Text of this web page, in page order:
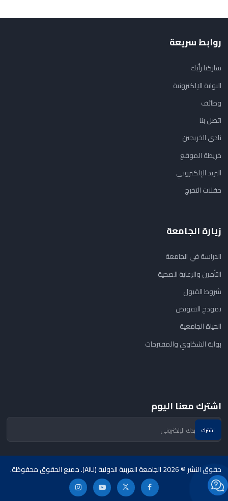
روابط سريعة
شاركنا رأيك
البوابة الإلكترونية
وظائف
اتصل بنا
نادي الخريجين
خريطة الموقع
البريد الإلكتروني
حفلات التخرج
زيارة الجامعة
الدراسة في الجامعة
التأمين والرعاية الصحية
شروط القبول
نموذج التفويض
الحياة الجامعية
بوابة الشكاوي والمقترحات
اشترك معنا اليوم
حقوق النشر © 2026 الجامعة العربية الدولية (AIU). جميع الحقوق محفوظة.